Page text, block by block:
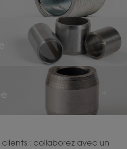
clients : collaborez avec un